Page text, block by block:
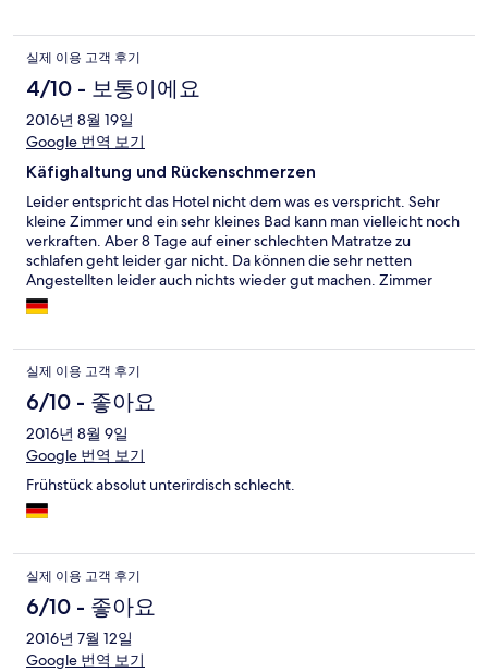
실제 이용 고객 후기
4/10 - 보통이에요
2016년 8월 19일
Google 번역 보기
Käfighaltung und Rückenschmerzen
Leider entspricht das Hotel nicht dem was es verspricht. Sehr
kleine Zimmer und ein sehr kleines Bad kann man vielleicht noch
verkraften. Aber 8 Tage auf einer schlechten Matratze zu
schlafen geht leider gar nicht. Da können die sehr netten
Angestellten leider auch nichts wieder gut machen. Zimmer
ohne Mückennetze und Tigermücken im Zimmer rauben einem
zusätzlich den Schlaf. Die Whirlpools liegen schön im Schatten
sollte das Management mehr Wert auf Qualität (Frühstück,
Ausstattung, Hygiene) setzen als auf ein breites grinsen.
Schade, denn Cesenatico hat einen gewissen Reiz und ist eine
Reise wert.
실제 이용 고객 후기
6/10 - 좋아요
2016년 8월 9일
Google 번역 보기
Frühstück absolut unterirdisch schlecht.
실제 이용 고객 후기
6/10 - 좋아요
2016년 7월 12일
Google 번역 보기